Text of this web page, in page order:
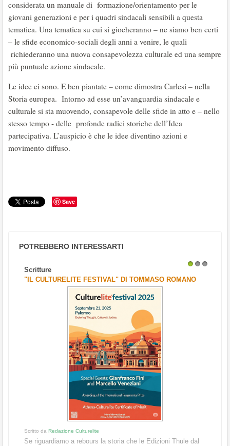
considerata un manuale di formazione/orientamento per le
giovani generazioni e per i quadri sindacali sensibili a questa
tematica. Una tematica su cui si giocheranno – ne siamo ben certi
– le sfide economico-sociali degli anni a venire, le quali
richiederanno una nuova consapevolezza culturale ed una sempre
più puntuale azione sindacale.
Le idee ci sono. E ben piantate – come dimostra Carlesi – nella
Storia europea. Intorno ad esse un’avanguardia sindacale e
culturale si sta muovendo, consapevole delle sfide in atto e – nello
stesso tempo - delle profonde radici storiche dell’Idea
partecipativa. L’auspicio è che le idee diventino azioni e
movimento diffuso.
Save
POTREBBERO INTERESSARTI
Scritture
"IL CULTURELITE FESTIVAL" DI TOMMASO ROMANO
Scritto da Redazione Culturelite
Se riguardiamo a rebours la storia che le Edizioni Thule dal